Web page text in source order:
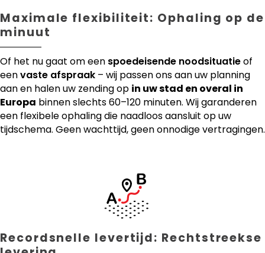
Maximale flexibiliteit: Ophaling op de
minuut
Of het nu gaat om een spoedeisende noodsituatieof
eenvaste afspraak – wij passen ons aan uw planning
aan en halen uw zending op in uw stad en overal in
Europa binnen slechts 60–120 minuten. Wij garanderen
een flexibele ophaling die naadloos aansluit op uw
tijdschema. Geen wachttijd, geen onnodige vertragingen.
Recordsnelle levertijd: Rechtstreekse